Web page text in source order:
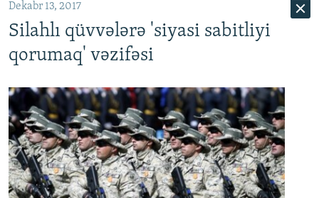
qayıt
Axtarışa
FƏRQƏ BAX
QANUNI DOĞRU
ARAŞDIRMA
MULTIMEDIA
VIDEO
FOTOQALEREYA
İNFOQRAFIKA
RADIO ARXIV
OXU ZALI
AZƏRBAYCAN ƏDƏBIYYATI KITABXANASI
HAQQIMIZDA
MISSIYAMIZ
Dekabr 13, 2017
Silahlı qüvvələrə 'siyasi sabitliyi
qorumaq' vəzifəsi